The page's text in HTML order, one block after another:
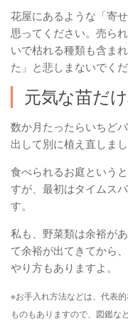
花屋にあるような「寄
思ってください。売ら
いで枯れる種類も含ま
た」と悲しまないでくだ
元気な苗だ
数か月たったらいちど
出して別に植え直しまし
食べられるお庭という
すが、最初はタイムス
す。
私も、野菜類は余裕が
て余裕が出てきてから
やり方もありますよ。
※お手入れ方法などは、代表
ものもありますので、図鑑な